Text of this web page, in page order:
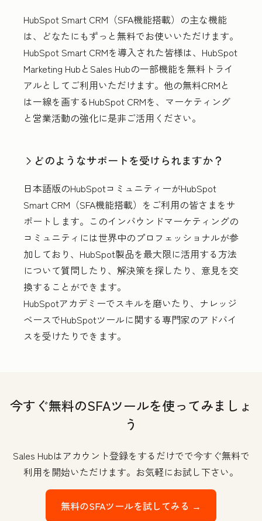
HubSpot Smart CRM（SFA機能搭載）の主な機能
は、どなたにもずっと無料でお使いいただけます。
HubSpot Smart CRMを導入された皆様は、HubSpot
Marketing HubとSales Hubの一部機能を無料トライ
アルとしてご利用いただけます。他の無料CRMと
は一線を画するHubSpot CRMを、マーケティング
と営業活動の強化に是非ご活用ください。
どのようなサポートを受けられますか？
日本語版のHubSpotコミュニティーがHubSpot
Smart CRM（SFA機能搭載）をご利用の皆さまをサ
ポートします。このインバウンドマーケティングの
コミュニティには世界中のプロフェッショナルが参
加しており、HubSpot製品を最大限に活用する方法
について質問したり、解決策を探したり、意見を交
換することができます。
HubSpotアカデミーでスキルを磨いたり、ナレッジ
ベースでHubSpotツールに関する専門家のアドバイ
スを受けたりできます。
今すぐ無料のSFAツールを使ってみましょ
う
Sales Hubはアカウント登録をするだけでで今すぐ無料で
利用を開始いただけます。お気軽にお試し下さい。
無料のSFAツールを試してみる →